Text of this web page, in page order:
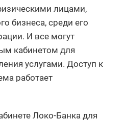
лицами,
бизнеса, среди его
И все могут
кабинетом для
услугами. Доступ к
работает
Локо-Банка для